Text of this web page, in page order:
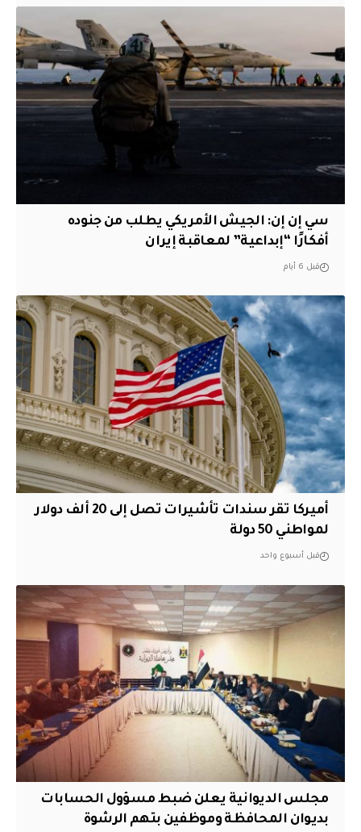
سي إن إن: الجيش الأمريكي يطلب من جنوده
أفكارًا “إبداعية” لمعاقبة إيران
قبل 6 أيام
أميركا تقر سندات تأشيرات تصل إلى 20 ألف دولار
لمواطني 50 دولة
قبل أسبوع واحد
مجلس الديوانية يعلن ضبط مسؤول الحسابات
بديوان المحافظة وموظفين بتهم الرشوة